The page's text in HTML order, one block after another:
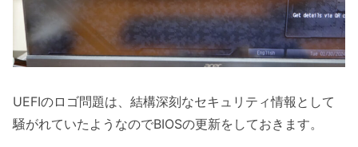
UEFIのロゴ問題は、結構深刻なセキュリティ情報として
騒がれていたようなのでBIOSの更新をしておきます。